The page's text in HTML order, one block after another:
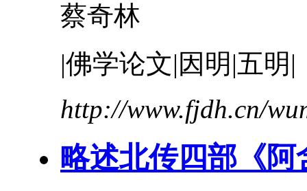
蔡奇林
|佛学论文|因明|五明|
http://www.fjdh.cn/
略述北传四部《阿